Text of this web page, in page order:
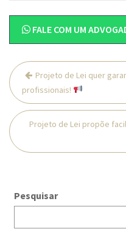
FALE COM UM
Navegação
de
Post
Projeto de Lei quer
profissionais!
Projeto de Lei propõe
Pesquisar